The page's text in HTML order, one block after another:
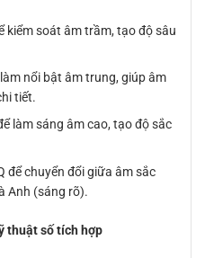
kiểm soát âm trầm, tạo độ sâu
nổi bật âm trung, giúp âm
tiết.
làm sáng âm cao, tạo độ sắc
để chuyển đổi giữa âm sắc
Anh (sáng rõ).
thuật số tích hợp